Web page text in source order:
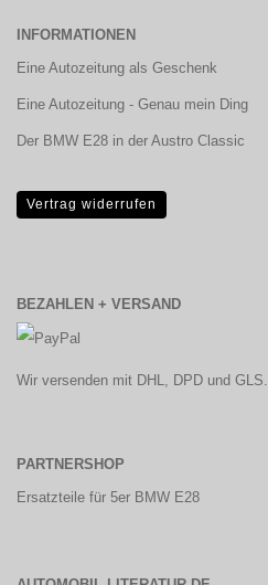
INFORMATIONEN
Eine Autozeitung als Geschenk
Eine Autozeitung - Genau mein Ding
Der BMW E28 in der Austro Classic
Vertrag widerrufen
BEZAHLEN + VERSAND
Wir versenden mit DHL, DPD und GLS.
PARTNERSHOP
Ersatzteile für 5er BMW E28